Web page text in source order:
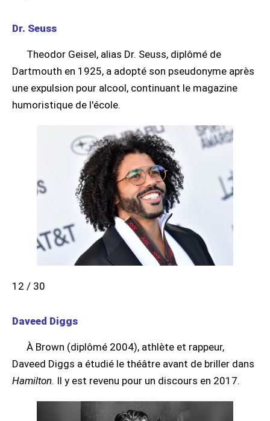
Dr. Seuss
Theodor Geisel, alias Dr. Seuss, diplômé de
Dartmouth en 1925, a adopté son pseudonyme après
une expulsion pour alcool, continuant le magazine
humoristique de l'école.
12 / 30
Daveed Diggs
À Brown (diplômé 2004), athlète et rappeur,
Daveed Diggs a étudié le théâtre avant de briller dans
Hamilton. Il y est revenu pour un discours en 2017.